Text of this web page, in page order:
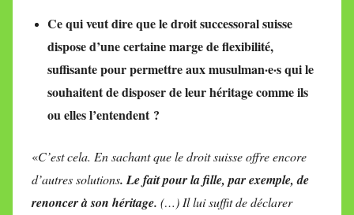
Ce qui veut dire que le droit successoral suisse
dispose d’une certaine marge de flexibilité,
suffisante pour permettre aux musulman·e·s qui le
souhaitent de disposer de leur héritage comme ils
ou elles l’entendent ?
«C’est cela. En sachant que le droit suisse offre encore
d’autres solutions. Le fait pour la fille, par exemple, de
renoncer à son héritage. (…) Il lui suffit de déclarer